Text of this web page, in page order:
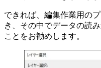
できれば、編集作業用の
き、その中でデータの読
ことをお勧めします。